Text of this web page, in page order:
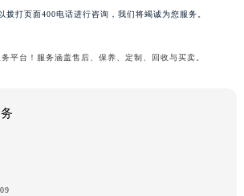
拨打页面400电话进行咨询，我们将竭诚为您服务。